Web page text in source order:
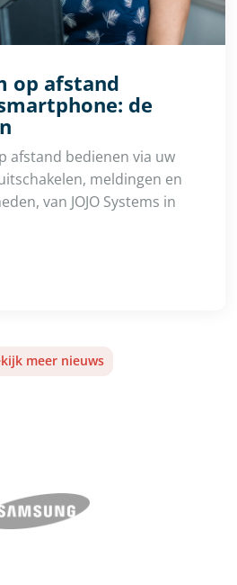
op afstand
de
afstand bedienen via uw
meldingen en
van JOJO Systems in
meer nieuws